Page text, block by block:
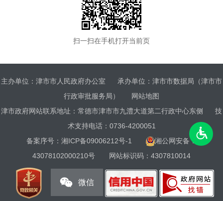
扫一扫在手机打开当前页
主办单位：津市市人民政府办公室
承办单位：津市市数据局（津市市
行政审批服务局）
网站地图
津市政府网站联系地址：常德市津市市九澧大道第二行政中心东侧
技
术支持电话：0736-4200051
备案序号： 湘ICP备09006212号-1
湘公网安备：
43078102000210号
网站标识码：4307810014
微信